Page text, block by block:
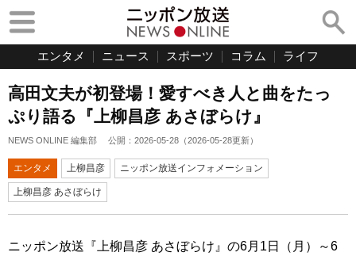
エンタメ ニュース スポーツ コラム ライフ
高田文夫が初登場！愛すべき人と曲をたっ
ぷり語る『上柳昌彦 あさぼらけ』
NEWS ONLINE 編集部 公開： 2026-05-28 （2026-05-28更新）
エンタメ 上柳昌彦 ニッポン放送インフォメーション
上柳昌彦 あさぼらけ
ニッポン放送『上柳昌彦 あさぼらけ』の6月1日（月）～6